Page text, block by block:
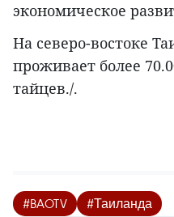
экономическое
На северо-востоке
проживает более
тайцев./.
#BAOTV
#Таиланда